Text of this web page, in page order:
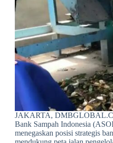
JAKARTA,
Bank Sampah Indonesia
menegaskan posisi strategis